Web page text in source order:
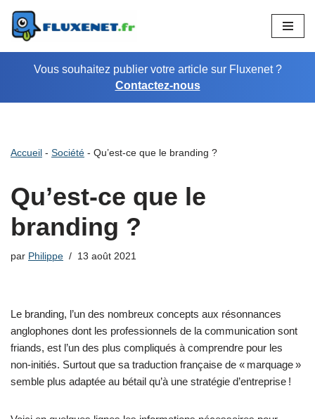
Aller
au
contenuVous souhaitez publier votre article sur Fluxenet ?
Contactez-nous
Accueil - Société - Qu’est-ce que le branding ?
Qu’est-ce que le
branding ?
par Philippe 13 août 2021
Le branding, l’un des nombreux concepts aux résonnances
anglophones dont les professionnels de la communication sont
friands, est l’un des plus compliqués à comprendre pour les
non-initiés. Surtout que sa traduction française de « marquage »
semble plus adaptée au bétail qu’à une stratégie d’entreprise !